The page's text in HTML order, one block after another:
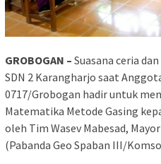
GROBOGAN – Suasana ceria
SDN 2 Karangharjo saat
0717/Grobogan hadir untuk
Matematika Metode Gasing
oleh Tim Wasev Mabesad,
(Pabanda Geo Spaban III/